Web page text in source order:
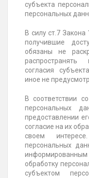
субъекта
персональных
В силу ст.7
получившие
обязаны не
согласия
иное не
В соответствии
персональных
предоставлении
согласие на их
своем
персональных
обработку
субъектом